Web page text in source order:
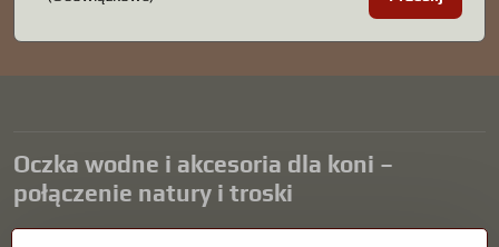
Oczka wodne i akcesoria dla koni –
połączenie natury i troski